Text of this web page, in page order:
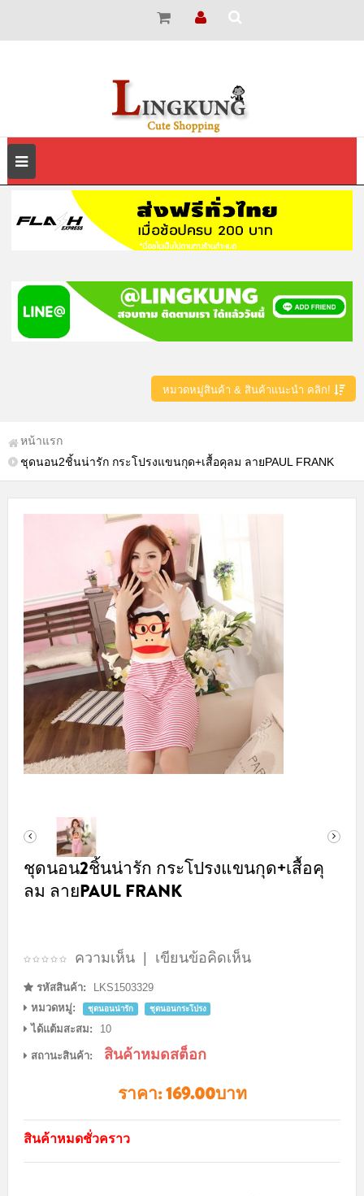
หมวดหมู่สินค้า & สินค้าแนะนำ คลิก!
หน้าแรก
ชุดนอน2ชิ้นน่ารัก กระโปรงแขนกุด+เสื้อคุลม ลายPAUL FRANK
ชุดนอน2ชิ้นน่ารัก กระโปรงแขนกุด+เสื้อคุ
ลม ลายPAUL FRANK
ความเห็น | เขียนข้อคิดเห็น
รหัสสินค้า:
LKS1503329
หมวดหมู่:
ชุดนอนน่ารัก ชุดนอนกระโปรง
ได้แต้มสะสม: 10
สถานะสินค้า: สินค้าหมดสต็อก
ราคา:169.00บาท
สินค้าหมดชั่วคราว